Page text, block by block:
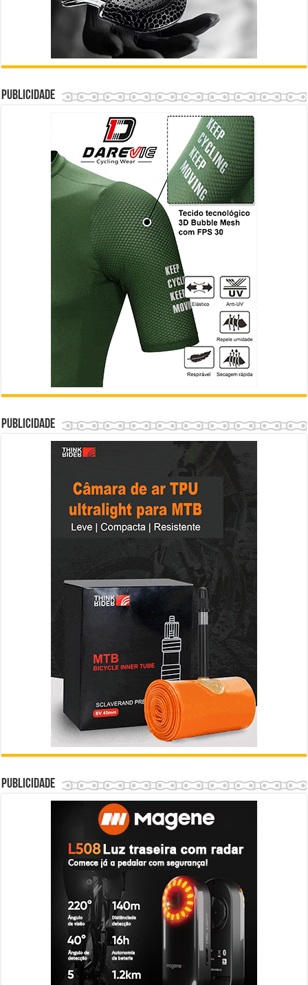
Publicidade
Publicidade
Publicidade